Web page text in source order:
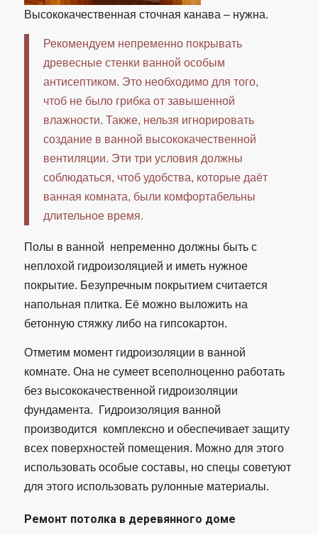
Высококачественная сточная канава – нужна.
Рекомендуем непременно покрывать
древесные стенки ванной особым
антисептиком. Это необходимо для того,
чтоб не было грибка от завышенной
влажности. Также, нельзя игнорировать
создание в ванной высококачественной
вентиляции. Эти три условия должны
соблюдаться, чтоб удобства, которые даёт
ванная комната, были комфортабельны
длительное время.
Полы в ванной непременно должны быть с
неплохой гидроизоляцией и иметь нужное
покрытие. Безупречным покрытием считается
напольная плитка. Её можно выложить на
бетонную стяжку либо на гипсокартон.
Отметим момент гидроизоляции в ванной
комнате. Она не сумеет всеполноценно работать
без высококачественной гидроизоляции
фундамента. Гидроизоляция ванной
производится комплексно и обеспечивает защиту
всех поверхностей помещения. Можно для этого
использовать особые составы, но спецы советуют
для этого использовать рулонные материалы.
Ремонт потолка в деревянного доме